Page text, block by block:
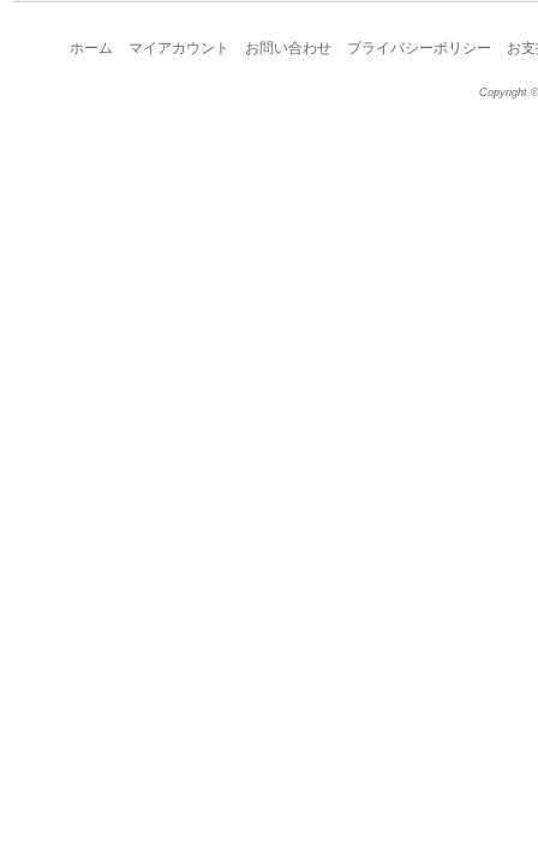
ホーム マイアカウント お問い合わせ プライバシーポリシー お
Copyright